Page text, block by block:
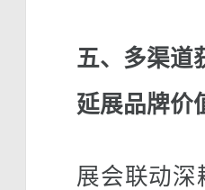
五、多渠道
延展品牌价
展会联动